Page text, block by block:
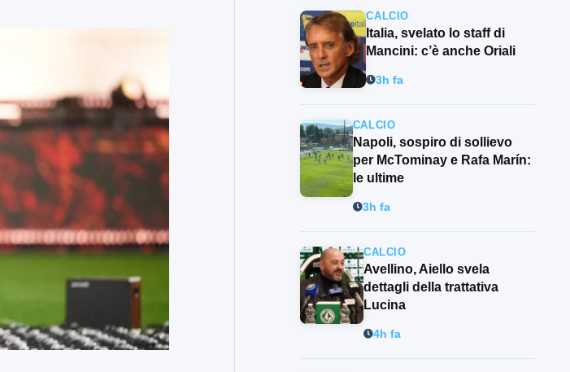
CALCIO
Italia, svelato lo staff di
Mancini: c’è anche Oriali
3h fa
CALCIO
Napoli, sospiro di sollievo
per McTominay e Rafa Marín:
le ultime
3h fa
CALCIO
Avellino, Aiello svela
dettagli della trattativa
Lucina
4h fa